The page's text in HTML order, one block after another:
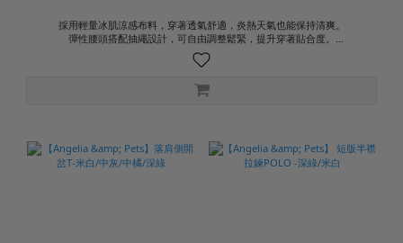
採用輕量冰肌涼感布料，穿著透氣舒適，炎熱天氣也能保持清爽。
彈性腰頭搭配抽繩設計，可自由調整鬆緊，提升穿著貼合度。
輕盈版型不易產生束縛感，活動自在，適合長時間穿著。
吸濕排汗、快乾機能，幫助維持乾爽舒適。
簡約百搭風格，輕鬆搭配 T 恤、背心或防曬外套。
材質:80%尼龍/20%彈性纖維